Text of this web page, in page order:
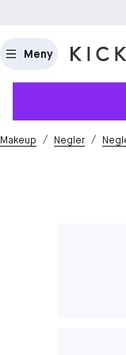
Meny
Makeup / Negler /